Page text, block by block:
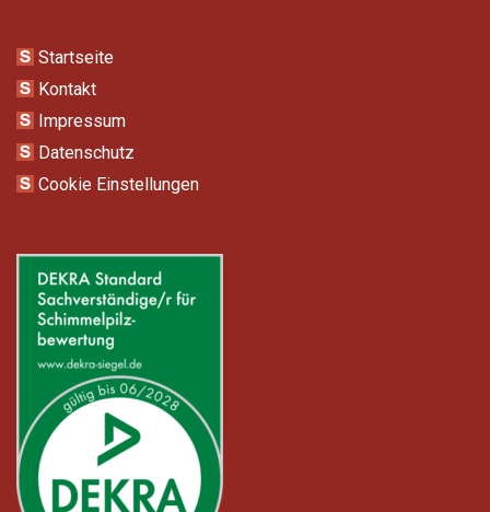
Startseite
Kontakt
Impressum
Datenschutz
Cookie Einstellungen